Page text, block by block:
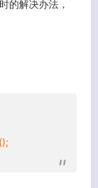
的解决办法，